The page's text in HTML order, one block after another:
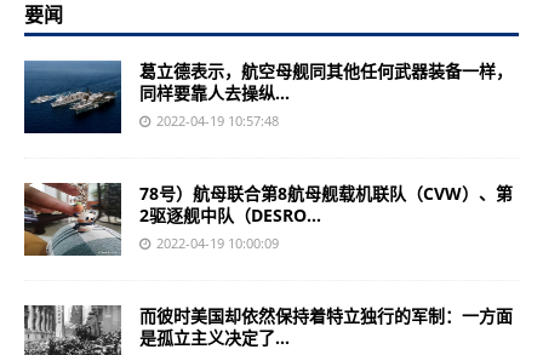
要闻
葛立德表示，航空母舰同其他任何武器装备一样，
同样要靠人去操纵...
2022-04-19 10:57:48
78号）航母联合第8航母舰载机联队（CVW）、第
2驱逐舰中队（DESRO...
2022-04-19 10:00:09
而彼时美国却依然保持着特立独行的军制：一方面
是孤立主义决定了...